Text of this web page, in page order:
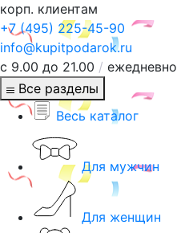
корп. клиентам
+7 (495) 225-45-90
info@kupitpodarok.ru
с 9.00 до 21.00 / ежедневно
Все разделы
Весь каталог
Для мужчин
Для женщин